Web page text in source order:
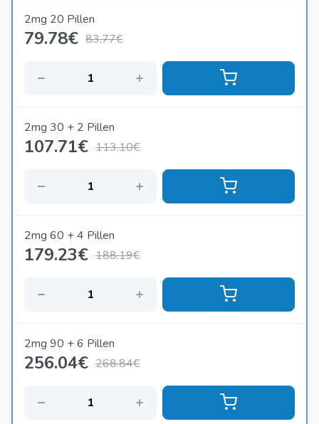
2mg 20 Pillen
79.78€ 83.77€
2mg 30 + 2 Pillen
107.71€ 113.10€
2mg 60 + 4 Pillen
179.23€ 188.19€
2mg 90 + 6 Pillen
256.04€ 268.84€